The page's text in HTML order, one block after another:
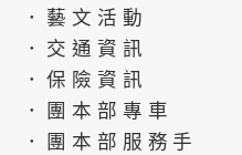
．藝文活動
．交通資訊
．保險資訊
．團本部專車
．團本部服務手